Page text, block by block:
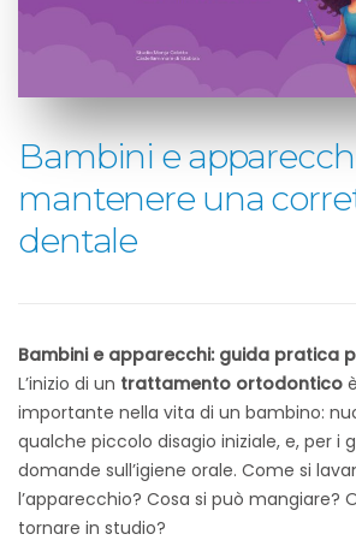
Bambini e
mantenere una
dentale
Bambini e apparecchi: guida pratica
L’inizio di un trattamento ortodontico
importante nella vita di un bambino:
qualche piccolo disagio iniziale, e, per i
domande sull’igiene orale. Come si
l’apparecchio? Cosa si può mangiare?
tornare in studio?